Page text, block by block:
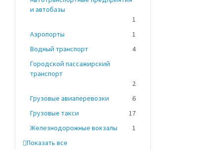
и автобазы
1
Аэропорты
1
Водный транспорт
4
Городской пассажирский
транспорт
2
Грузовые авиаперевозки
6
Грузовые такси
17
Железнодорожные вокзалы
1
Показать все